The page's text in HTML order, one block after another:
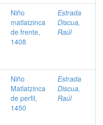
Niño
matlatzinca
de frente,
1408
Estrada
Discua,
Raúl
Niño
Matlatzinca
de perfil,
1450
Estrada
Discua,
Raúl